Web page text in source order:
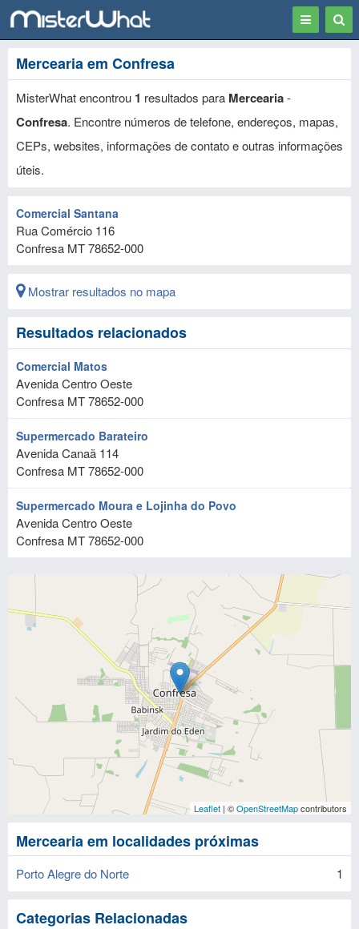
Toggle
Mercearia em Confresa
MisterWhat encontrou 1 resultados para Mercearia-
Confresa. Encontre números de telefone, endereços, mapas,
CEPs, websites, informações de contato e outras informações
úteis.
Comercial Santana
Rua Comércio 116
Confresa MT78652-000
Mostrar resultados no mapa
Resultados relacionados
Comercial Matos
Avenida Centro Oeste
Confresa MT78652-000
Supermercado Barateiro
Avenida Canaã 114
Confresa MT78652-000
Supermercado Moura e Lojinha do Povo
Avenida Centro Oeste
Confresa MT78652-000
Leaflet | ©OpenStreetMapcontributors
Mercearia em localidades próximas
Porto Alegre do Norte 1
Categorias Relacionadas